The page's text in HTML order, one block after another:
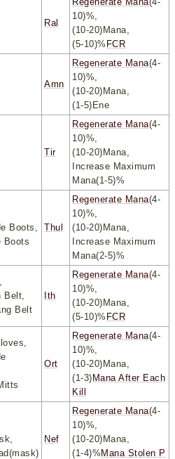
Ral
10)%,
(10-20)Mana,
(5-10)% FCR
Amn
Regenerate Mana(4-
10)%,
(10-20)Mana,
(1-5)Ene
Tir
Regenerate Mana(4-
10)%,
(10-20)Mana,
Increase Maximum
Mana(1-5)%
Boots,
Boots
Thul
Regenerate Mana(4-
10)%,
(10-20)Mana,
Increase Maximum
Mana(2-5)%
Belt,
Belt
Ith
Regenerate Mana(4-
10)%,
(10-20)Mana,
(5-10)% FCR
Ort
Regenerate Mana(4-
10)%,
(10-20)Mana,
(1-3)Mana After Each
Kill
Nef
Regenerate Mana(4-
10)%,
(10-20)Mana,
(1-4)%Mana Stolen P